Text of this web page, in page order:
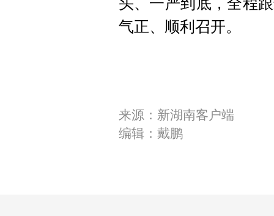
头、一严到底，全程
气正、顺利召开。
来源：新湖南客户端
编辑：戴鹏